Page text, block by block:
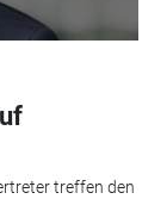
treffen den